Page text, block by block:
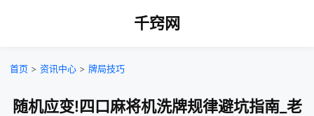
千窍网
首页 > 资讯中心 > 牌局技巧
随机应变!四口麻将机洗牌规律避坑指南_老